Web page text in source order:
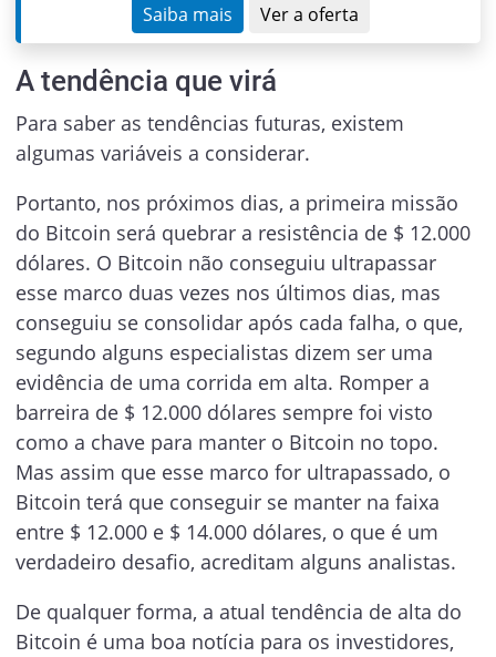
Saiba mais Ver a oferta
A tendência que virá
Para saber as tendências futuras, existem
algumas variáveis a considerar.
Portanto, nos próximos dias, a primeira missão
do Bitcoin será quebrar a resistência de $ 12.000
dólares. O Bitcoin não conseguiu ultrapassar
esse marco duas vezes nos últimos dias, mas
conseguiu se consolidar após cada falha, o que,
segundo alguns especialistas dizem ser uma
evidência de uma corrida em alta. Romper a
barreira de $ 12.000 dólares sempre foi visto
como a chave para manter o Bitcoin no topo.
Mas assim que esse marco for ultrapassado, o
Bitcoin terá que conseguir se manter na faixa
entre $ 12.000 e $ 14.000 dólares, o que é um
verdadeiro desafio, acreditam alguns analistas.
De qualquer forma, a atual tendência de alta do
Bitcoin é uma boa notícia para os investidores,